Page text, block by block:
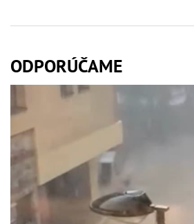
ODPORÚČAME